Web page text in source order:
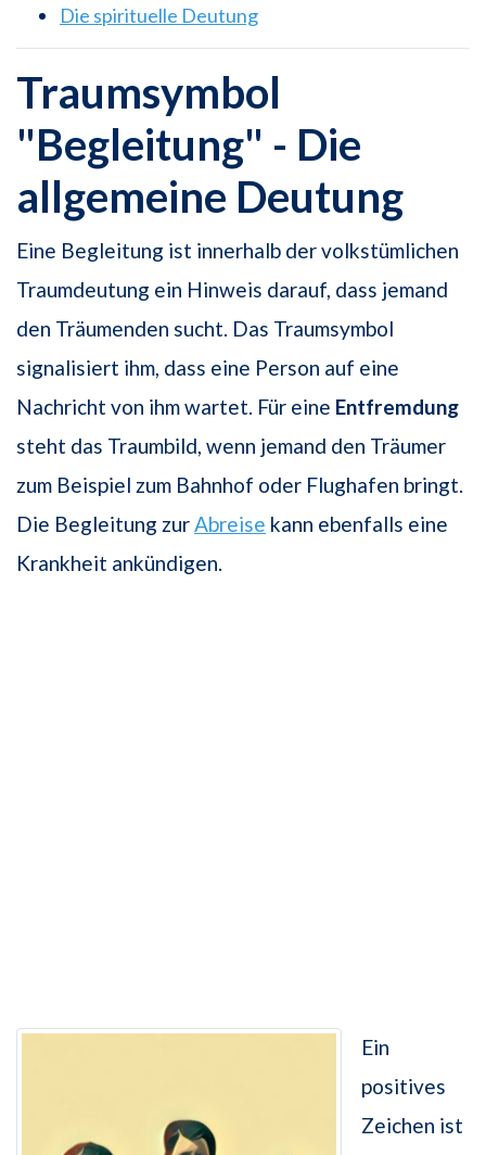
Die spirituelle Deutung
Traumsymbol
"Begleitung" - Die
allgemeine Deutung
Eine Begleitung ist innerhalb der volkstümlichen
Traumdeutung ein Hinweis darauf, dass jemand
den Träumenden sucht. Das Traumsymbol
signalisiert ihm, dass eine Person auf eine
Nachricht von ihm wartet. Für eine Entfremdung
steht das Traumbild, wenn jemand den Träumer
zum Beispiel zum Bahnhof oder Flughafen bringt.
Die Begleitung zurAbreise kann ebenfalls eine
Krankheit ankündigen.
Ein
positives
Zeichen ist